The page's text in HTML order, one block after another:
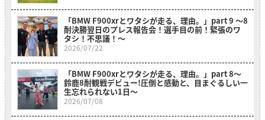
「BMW F900xrとワタシが走る、理由。」part 9 〜8
耐決勝翌日のプレス報告会！選手目の前！緊張のワ
タシ！不思議！〜
2026/07/22
「BMW F900xrとワタシが走る、理由。」part 8〜
鈴鹿8耐観戦デビュー!圧倒と感動と、目まぐるしい一
生忘れられない1日〜
2026/07/08